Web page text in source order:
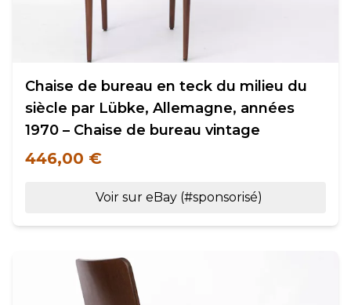
Chaise de bureau en teck du milieu du
siècle par Lübke, Allemagne, années
1970 – Chaise de bureau vintage
446,00 €
Voir sur eBay (#sponsorisé)